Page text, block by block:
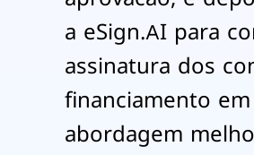
a eSign.AI para
assinatura dos
financiamento
abordagem